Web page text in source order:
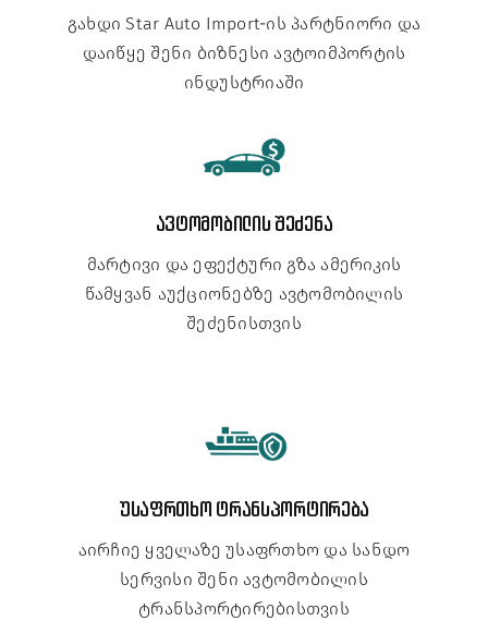
გახდი Star Auto Import-ის პარტნიორი და
დაიწყე შენი ბიზნესი ავტოიმპორტის
ინდუსტრიაში
ავტომობილის შეძენა
მარტივი და ეფექტური გზა ამერიკის
წამყვან აუქციონებზე ავტომობილის
შეძენისთვის
უსაფრთხო ტრანსპორტირება
აირჩიე ყველაზე უსაფრთხო და სანდო
სერვისი შენი ავტომობილის
ტრანსპორტირებისთვის